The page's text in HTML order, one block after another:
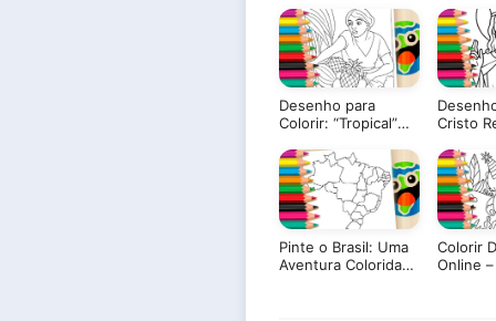
Desenho para
Colorir: “Tropical”
Arte Brasileira para
Pintar!
Cristo
Pinte o Brasil: Uma
Aventura Colorida
Colorir
Online